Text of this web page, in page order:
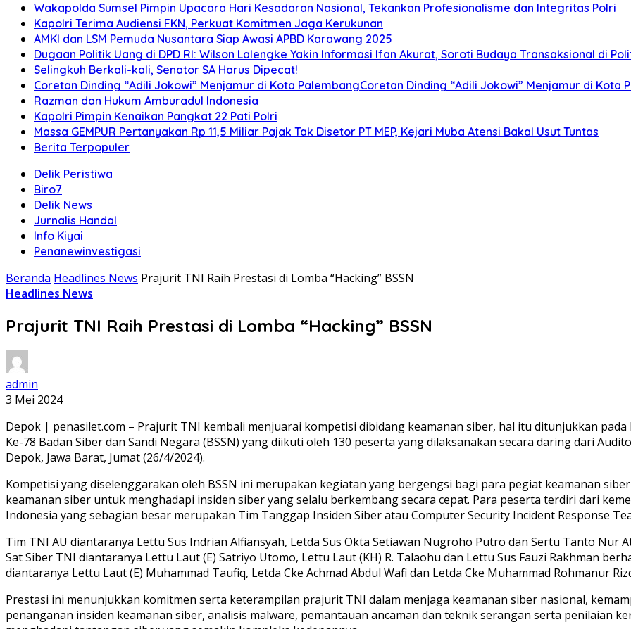
Wakapolda Sumsel Pimpin Upacara Hari Kesadaran Nasional, Tekankan Profesionalisme dan Integritas Polri
Kapolri Terima Audiensi FKN, Perkuat Komitmen Jaga Kerukunan
AMKI dan LSM Pemuda Nusantara Siap Awasi APBD Karawang 2025
Dugaan Politik Uang di DPD RI: Wilson Lalengke Yakin Informasi Ifan Akurat, Soroti Budaya Transaksional di
Selingkuh Berkali-kali, Senator SA Harus Dipecat!
Coretan Dinding “Adili Jokowi” Menjamur di Kota PalembangCoretan Dinding “Adili Jokowi” Menjamur di Kota
Razman dan Hukum Amburadul Indonesia
Kapolri Pimpin Kenaikan Pangkat 22 Pati Polri
Massa GEMPUR Pertanyakan Rp 11,5 Miliar Pajak Tak Disetor PT MEP, Kejari Muba Atensi Bakal Usut Tuntas
Berita Terpopuler
Delik Peristiwa
Biro7
Delik News
Jurnalis Handal
Info Kiyai
Penanewinvestigasi
Beranda Headlines News Prajurit TNI Raih Prestasi di Lomba “Hacking” BSSN
Headlines News
Prajurit TNI Raih Prestasi di Lomba “Hacking” BSSN
admin
3 Mei 2024
Depok | penasilet.com – Prajurit TNI kembali menjuarai kompetisi dibidang keamanan siber, hal itu ditunjukkan
Ke-78 Badan Siber dan Sandi Negara (BSSN) yang diikuti oleh 130 peserta yang dilaksanakan secara daring dari
Depok, Jawa Barat, Jumat (26/4/2024).
Kompetisi yang diselenggarakan oleh BSSN ini merupakan kegiatan yang bergengsi bagi para pegiat keamanan
keamanan siber untuk menghadapi insiden siber yang selalu berkembang secara cepat. Para peserta terdiri dari
Indonesia yang sebagian besar merupakan Tim Tanggap Insiden Siber atau Computer Security Incident Response
Tim TNI AU diantaranya Lettu Sus Indrian Alfiansyah, Letda Sus Okta Setiawan Nugroho Putro dan Sertu Tanto
Sat Siber TNI diantaranya Lettu Laut (E) Satriyo Utomo, Lettu Laut (KH) R. Talaohu dan Lettu Sus Fauzi Rakhman
diantaranya Lettu Laut (E) Muhammad Taufiq, Letda Cke Achmad Abdul Wafi dan Letda Cke Muhammad Rohmanur
Prestasi ini menunjukkan komitmen serta keterampilan prajurit TNI dalam menjaga keamanan siber nasional,
penanganan insiden keamanan siber, analisis malware, pemantauan ancaman dan teknik serangan serta penilaian